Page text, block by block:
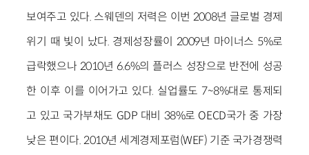
보여주고 있다. 스웨덴의 저력은 이번 2008년 글로벌 경제
위기 때 빛이 났다. 경제성장률이 2009년 마이너스 5%로
급락했으나 2010년 6.6%의 플러스 성장으로 반전에 성공
한 이후 이를 이어가고 있다. 실업률도 7~8%대로 통제되
고 있고 국가부채도 GDP 대비 38%로 OECD국가 중 가장
낮은 편이다. 2010년 세계경제포럼(WEF) 기준 국가경쟁력